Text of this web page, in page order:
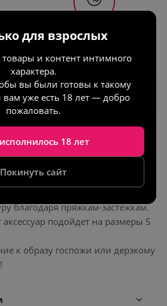
Только для
пояс для чулок из натуральной
работы от Lady's Arsenal.
кольцами разного
и гартеры на которые крепятся
благодаря пряжкам-застежкам.
аксессуар подойдет на размеры S
к образу госпожи или дерзкому
для взрослых
товары и контент интимного
характера.
вы были готовы к такому
вам уже есть 18 лет — добро
пожаловать.
18 лет
Покинуть сайт